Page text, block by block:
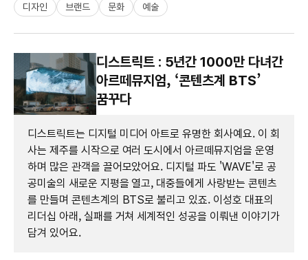
디자인 브랜드 문화 예술
디스트릭트 : 5년간 1000만 다녀간
아르떼뮤지엄, ‘콘텐츠계 BTS’
꿈꾸다
디스트릭트는 디지털 미디어 아트로 유명한 회사예요. 이 회
사는 제주를 시작으로 여러 도시에서 아르떼뮤지엄을 운영
하며 많은 관객을 끌어모았어요. 디지털 파도 'WAVE'로 공
공미술의 새로운 지평을 열고, 대중들에게 사랑받는 콘텐츠
를 만들며 콘텐츠계의 BTS로 불리고 있죠. 이성호 대표의
리더십 아래, 실패를 거쳐 세계적인 성공을 이뤄낸 이야기가
담겨 있어요.